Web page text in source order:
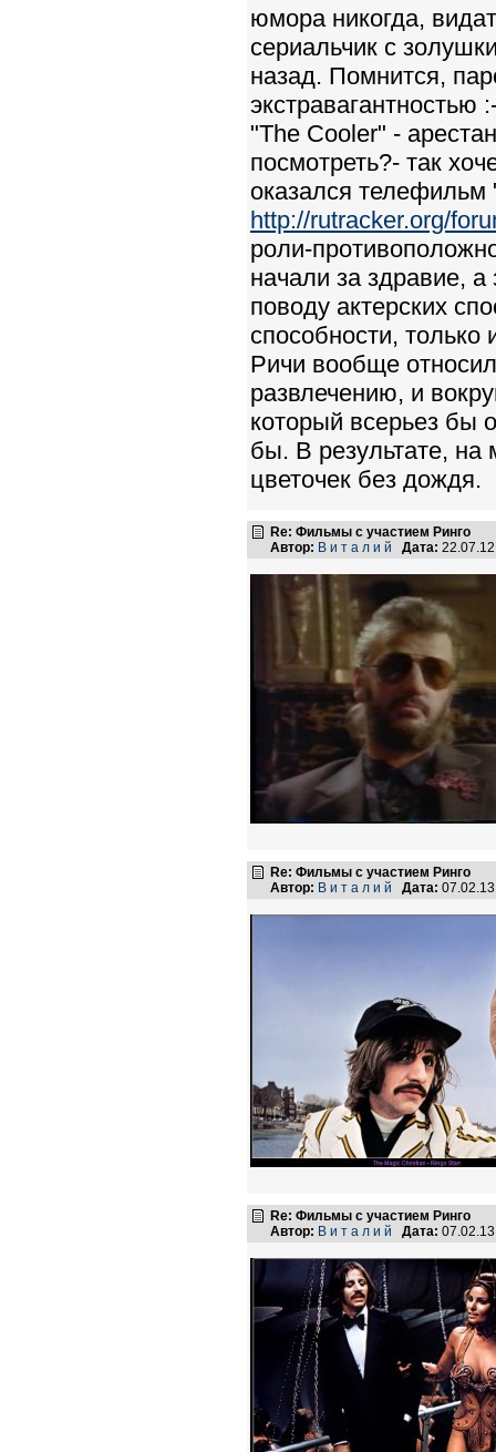
юмора никогда,
сериальчик с
назад. Помнится,
"The Cooler" -
посмотреть?- так
оказался телефильм
http://rutracker.org/
роли-
начали за здравие, а
поводу актерских
способности, только
Ричи вообще
развлечению, и
который всерьез бы
бы. В результате, на
цветочек без дождя.
Re: Фильмы с участием Ринго
Автор: В и т а л и й Дата:
Re: Фильмы с участием Ринго
Автор: В и т а л и й Дата:
Re: Фильмы с участием Ринго
Автор: В и т а л и й Дата: